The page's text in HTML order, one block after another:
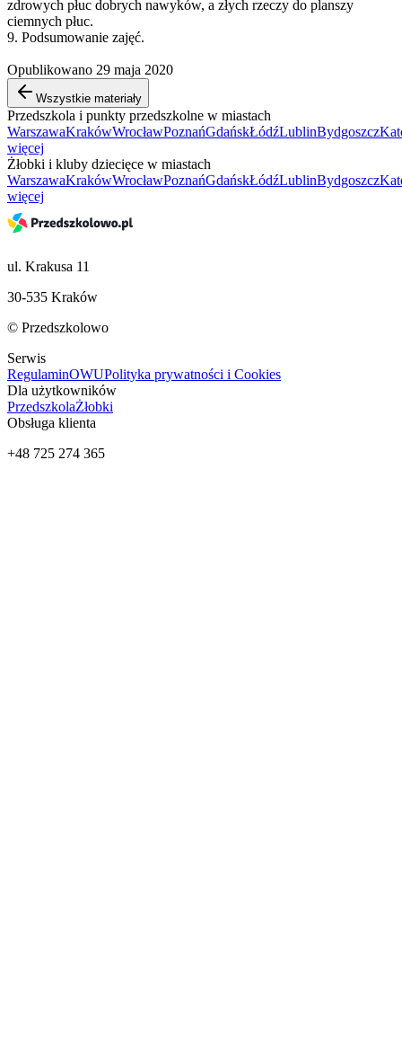
zdrowych płuc dobrych nawyków, a złych rzeczy do planszy
ciemnych płuc.
9. Podsumowanie zajęć.
Opublikowano 29 maja 2020
Wszystkie materiały
Przedszkola i punkty przedszkolne w miastach
WarszawaKrakówWrocławPoznańGdańskŁódźLublinBydgoszcz
więcej
Żłobki i kluby dziecięce w miastach
WarszawaKrakówWrocławPoznańGdańskŁódźLublinBydgoszcz
więcej
ul. Krakusa 11
30-535 Kraków
© Przedszkolowo
Serwis
RegulaminOWUPolityka prywatności i Cookies
Dla użytkowników
PrzedszkolaŻłobki
Obsługa klienta
+48 725 274 365